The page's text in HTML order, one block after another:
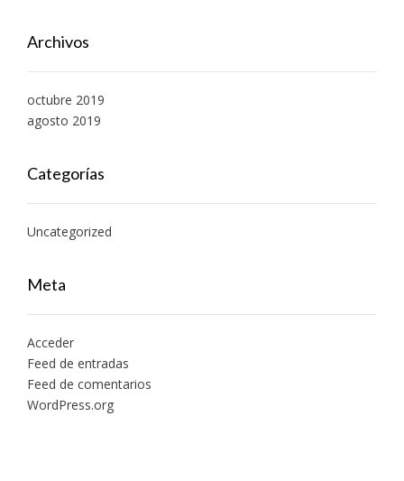
Archivos
octubre 2019
agosto 2019
Categorías
Uncategorized
Meta
Acceder
Feed de entradas
Feed de comentarios
WordPress.org